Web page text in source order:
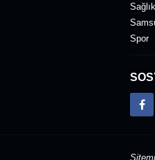
Sağlık
Spor